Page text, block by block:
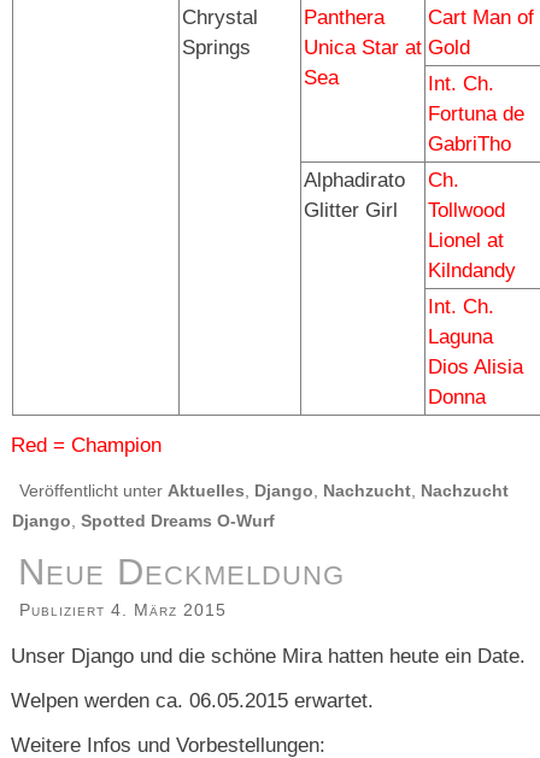
Chrystal
Springs
Panthera
Unica Star at
Sea
Cart Man of
Gold
Int. Ch.
Fortuna de
GabriTho
Alphadirato
Glitter Girl
Ch.
Tollwood
Lionel at
Kilndandy
Int. Ch.
Laguna
Dios Alisia
Donna
Red = Champion
Veröffentlicht unter Aktuelles Django Nachzucht Nachzucht
Django ,Spotted Dreams O-Wurf
Neue Deckmeldung
Publiziert 4. März 2015
Unser Django und die schöne Mira hatten heute ein Date.
Welpen werden ca. 06.05.2015 erwartet.
Weitere Infos und Vorbestellungen: